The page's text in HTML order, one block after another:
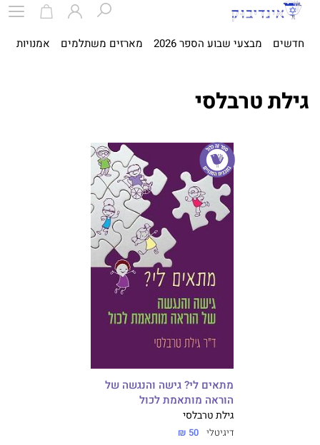
חדשים מבצעי שבוע הספר 2026 מארזים משתלמים אמנויות
גילת טרבלסי
מתאים לי? גישה והנגשה של
הוראה מותאמת לכול
גילת טרבלסי
דיגיטלי 50 ₪